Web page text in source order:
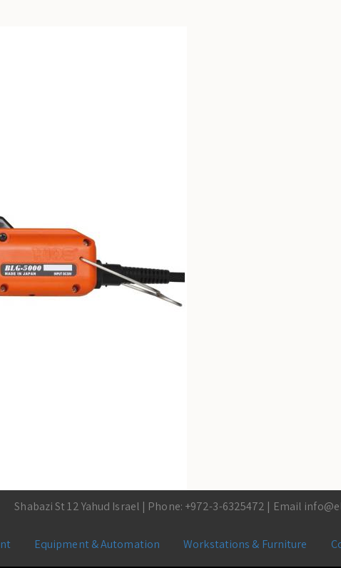
Shabazi St 12 Yahud Israel | Phone: +972-3-6325472 | Email
Equipment & Automation Workstations & Furniture